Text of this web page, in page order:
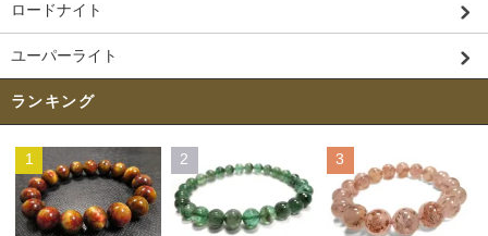
ロードナイト
ユーパーライト
ランキング
1 2 3